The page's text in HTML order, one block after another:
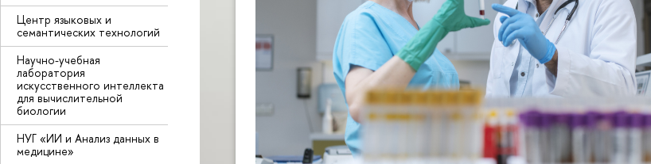
Центр языковых и
семантических технологий
Научно-учебная
лаборатория
искусственного интеллекта
для вычислительной
биологии
НУГ «ИИ и Анализ данных в
медицине»